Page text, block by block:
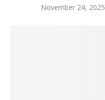
November 24, 2025